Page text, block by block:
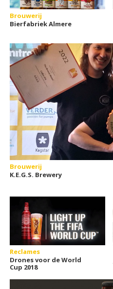
Brouwerij
Bierfabriek Almere
Brouwerij
K.E.G.S. Brewery
Reclames
Drones voor de World
Cup 2018